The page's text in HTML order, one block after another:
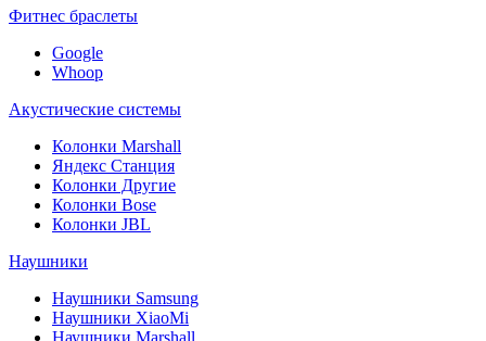
Фитнес браслеты
Google
Whoop
Акустические системы
Колонки Marshall
Яндекс Станция
Колонки Другие
Колонки Bose
Колонки JBL
Наушники
Наушники Samsung
Наушники XiaoMi
Наушники Marshall